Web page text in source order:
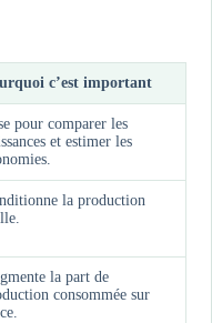
c’est important
pour comparer les
et estimer les
la production
la part de
consommée sur